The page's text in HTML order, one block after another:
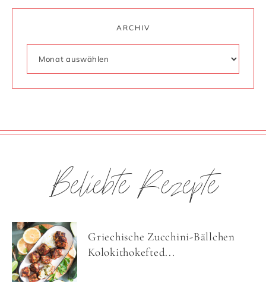
ARCHIV
Beliebte Rezepte
Griechische Zucchini-Bällchen
Kolokithokefted...